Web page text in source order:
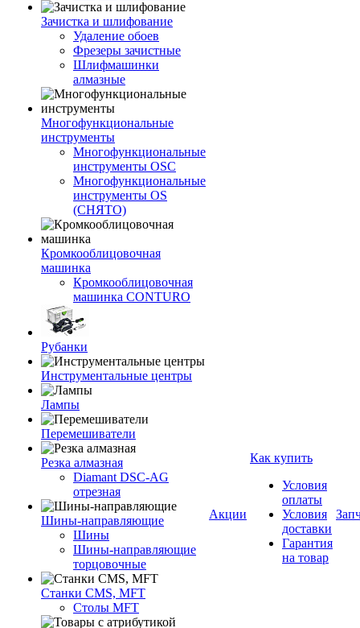
Зачистка и шлифование
Удаление обоев
Фрезеры зачистные
Шлифмашинки
алмазные
Многофункциональные
инструменты
Многофункциональные
инструменты OSC
Многофункциональные
инструменты OS
(СНЯТО)
Кромкооблицовочная
машинка
Кромкооблицовочная
машинка CONTURO
Рубанки
Инструментальные центры
Лампы
Перемешиватели
Резка алмазная
Diamant DSC-AG
отрезная
Шины-направляющие
Шины
Шины-направляющие
торцовочные
Станки CMS, MFT
Столы MFT
Акции
Как купить
Условия
оплаты
Условия
доставки
Гарантия
на товар